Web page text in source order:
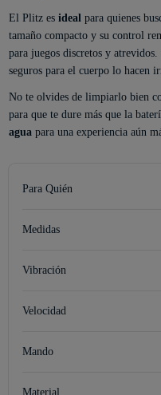
El Plitz es ideal para quienes
tamaño compacto y su control
para juegos discretos y atrevidos.
seguros para el cuerpo lo hacen
No te olvides de limpiarlo bien
para que te dure más que la
aguapara una experiencia aún
Para Quién
Medidas
Vibración
Velocidad
Mando
Material